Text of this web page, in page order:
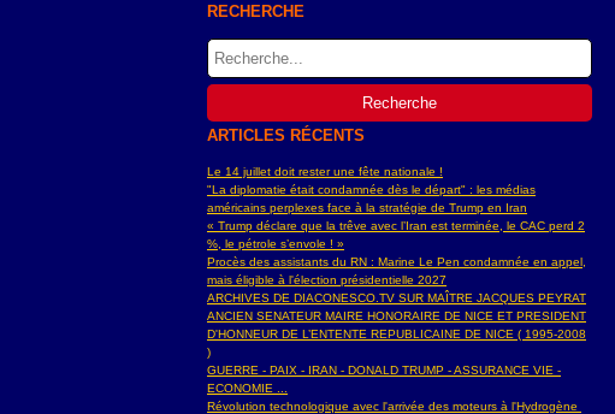
RECHERCHE
ARTICLES RÉCENTS
Le 14 juillet doit rester une fête nationale !
"La diplomatie était condamnée dès le départ" : les médias
américains perplexes face à la stratégie de Trump en Iran
« Trump déclare que la trêve avec l’Iran est terminée, le CAC perd 2
%, le pétrole s’envole ! »
Procès des assistants du RN : Marine Le Pen condamnée en appel,
mais éligible à l'élection présidentielle 2027
ARCHIVES DE DIACONESCO.TV SUR MAÎTRE JACQUES PEYRAT
ANCIEN SENATEUR MAIRE HONORAIRE DE NICE ET PRESIDENT
D'HONNEUR DE L’ENTENTE REPUBLICAINE DE NICE ( 1995-2008
)
GUERRE - PAIX - IRAN - DONALD TRUMP - ASSURANCE VIE -
ECONOMIE ...
Révolution technologique avec l'arrivée des moteurs à l'Hydrogène